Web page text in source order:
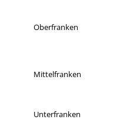
Oberfranken
Mittelfranken
Unterfranken